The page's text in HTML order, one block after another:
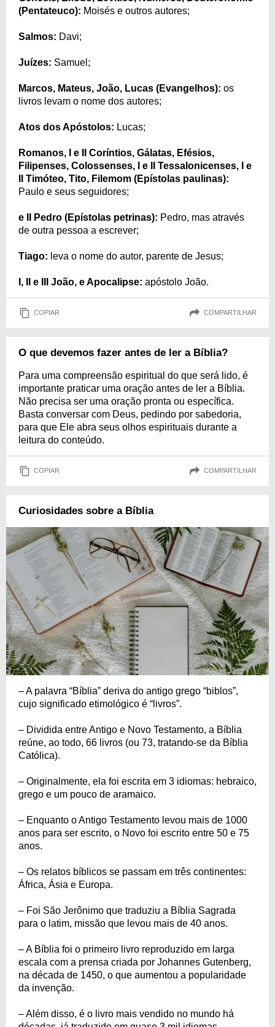
(Pentateuco): Moisés e outros autores;
Salmos: Davi;
Juízes: Samuel;
Marcos, Mateus, João, Lucas (Evangelhos): os
livros levam o nome dos autores;
Atos dos Apóstolos: Lucas;
Romanos, I e II Coríntios, Gálatas, Efésios,
Filipenses, Colossenses, I e II Tessalonicenses, I e
II Timóteo, Tito, Filemom (Epístolas paulinas):
Paulo e seus seguidores;
e II Pedro (Epístolas petrinas): Pedro, mas através
de outra pessoa a escrever;
Tiago: leva o nome do autor, parente de Jesus;
I, II e III João, e Apocalipse: apóstolo João.
COPIAR COMPARTILHAR
O que devemos fazer antes de ler a Bíblia?
Para uma compreensão espiritual do que será lido, é
importante praticar uma oração antes de ler a Bíblia.
Não precisa ser uma oração pronta ou específica.
Basta conversar com Deus, pedindo por sabedoria,
para que Ele abra seus olhos espirituais durante a
leitura do conteúdo.
COPIAR COMPARTILHAR
Curiosidades sobre a Bíblia
– A palavra “Bíblia” deriva do antigo grego “biblos”,
cujo significado etimológico é “livros”.
– Dividida entre Antigo e Novo Testamento, a Bíblia
reúne, ao todo, 66 livros (ou 73, tratando-se da Bíblia
Católica).
– Originalmente, ela foi escrita em 3 idiomas: hebraico,
grego e um pouco de aramaico.
– Enquanto o Antigo Testamento levou mais de 1000
anos para ser escrito, o Novo foi escrito entre 50 e 75
anos.
– Os relatos bíblicos se passam em três continentes:
África, Ásia e Europa.
– Foi São Jerônimo que traduziu a Bíblia Sagrada
para o latim, missão que levou mais de 40 anos.
– A Bíblia foi o primeiro livro reproduzido em larga
escala com a prensa criada por Johannes Gutenberg,
na década de 1450, o que aumentou a popularidade
da invenção.
– Além disso, é o livro mais vendido no mundo há